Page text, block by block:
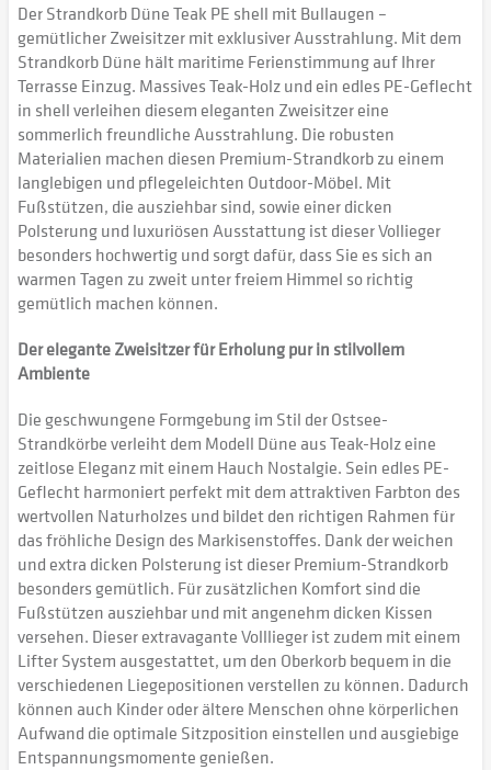
Der Strandkorb Düne Teak PE shell mit Bullaugen –
gemütlicher Zweisitzer mit exklusiver Ausstrahlung. Mit dem
Strandkorb Düne hält maritime Ferienstimmung auf Ihrer
Terrasse Einzug. Massives Teak-Holz und ein edles PE-Geflecht
in shell verleihen diesem eleganten Zweisitzer eine
sommerlich freundliche Ausstrahlung. Die robusten
Materialien machen diesen Premium-Strandkorb zu einem
langlebigen und pflegeleichten Outdoor-Möbel. Mit
Fußstützen, die ausziehbar sind, sowie einer dicken
Polsterung und luxuriösen Ausstattung ist dieser Vollieger
besonders hochwertig und sorgt dafür, dass Sie es sich an
warmen Tagen zu zweit unter freiem Himmel so richtig
gemütlich machen können.
Der elegante Zweisitzer für Erholung pur in stilvollem
Ambiente
Die geschwungene Formgebung im Stil der Ostsee-
Strandkörbe verleiht dem Modell Düne aus Teak-Holz eine
zeitlose Eleganz mit einem Hauch Nostalgie. Sein edles PE-
Geflecht harmoniert perfekt mit dem attraktiven Farbton des
wertvollen Naturholzes und bildet den richtigen Rahmen für
das fröhliche Design des Markisenstoffes. Dank der weichen
und extra dicken Polsterung ist dieser Premium-Strandkorb
besonders gemütlich. Für zusätzlichen Komfort sind die
Fußstützen ausziehbar und mit angenehm dicken Kissen
versehen. Dieser extravagante Volllieger ist zudem mit einem
Lifter System ausgestattet, um den Oberkorb bequem in die
verschiedenen Liegepositionen verstellen zu können. Dadurch
können auch Kinder oder ältere Menschen ohne körperlichen
Aufwand die optimale Sitzposition einstellen und ausgiebige
Entspannungsmomente genießen.